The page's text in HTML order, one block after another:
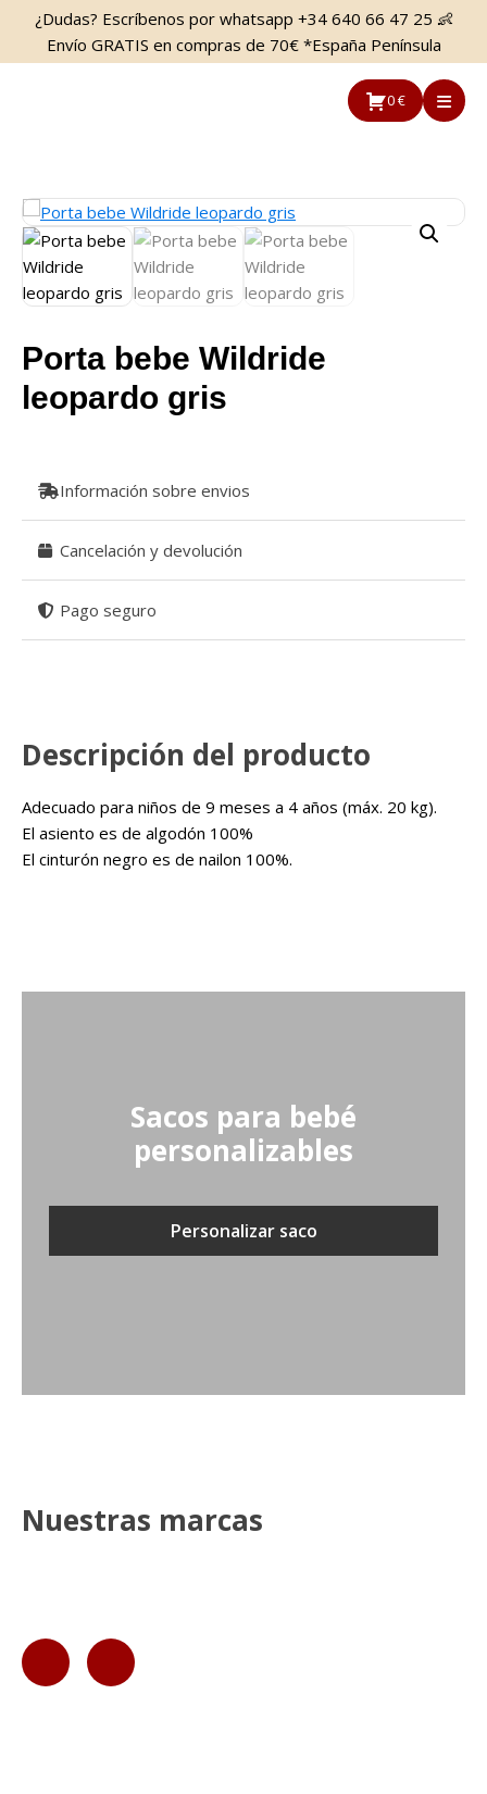
Saltar
contenido
Saltar
la
¿Dudas? Escríbenos por whatsapp +34 640 66 47 25 👶
Envío GRATIS en compras de 70€ *España Península
0 €
Porta bebe Wildride
leopardo gris
Información sobre envios
Cancelación y devolución
Pago seguro
Descripción del producto
Adecuado para niños de 9 meses a 4 años (máx. 20 kg).
El asiento es de algodón 100%
El cinturón negro es de nailon 100%.
Sacos para bebé
personalizables
Personalizar saco
Nuestras marcas